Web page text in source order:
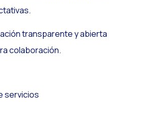
transparente y abierta
colaboración.
servicios